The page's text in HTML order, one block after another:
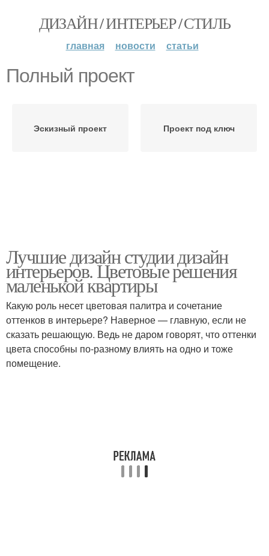
ДИЗАЙН / ИНТЕРЬЕР / СТИЛЬ
главная новости статьи
Полный проект
Эскизный проект Проект под ключ
Лучшие дизайн студии дизайн
интерьеров. Цветовые решения
маленькой квартиры
Какую роль несет цветовая палитра и сочетание
оттенков в интерьере? Наверное — главную, если не
сказать решающую. Ведь не даром говорят, что оттенки
цвета способны по-разному влиять на одно и тоже
помещение.